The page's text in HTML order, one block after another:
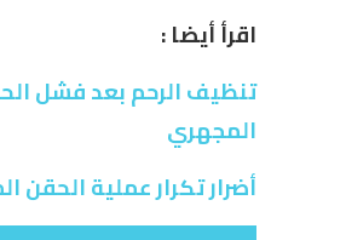
اقرأ أيضا :
تنظيف الرحم بعد فشل
المجهري
أضرار تكرار عملية الحقن